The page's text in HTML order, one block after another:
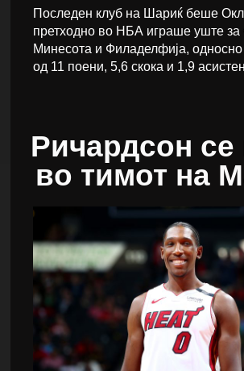
Последен клуб на Шариќ беше
претходно во НБА играше уште за
Минесота и Филаделфија,
од 11 поени, 5,6 скока и 1,9
Ричардсон се
во тимот на